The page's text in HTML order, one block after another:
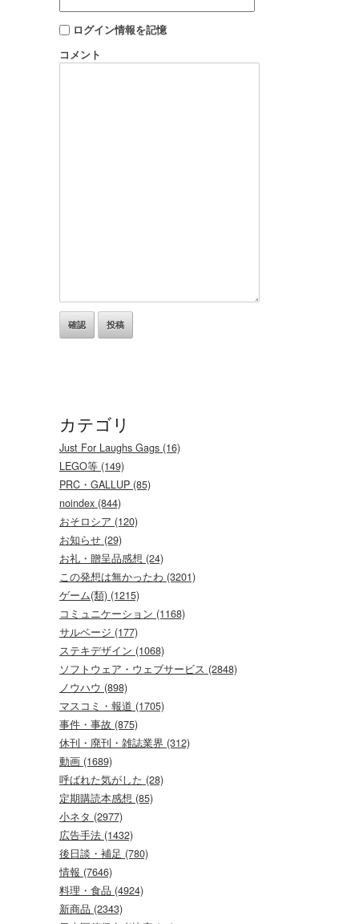
ログイン情報を記憶
コメント
カテゴリ
Just For Laughs Gags (16)
LEGO等 (149)
PRC・GALLUP (85)
noindex (844)
おそロシア (120)
お知らせ (29)
お礼・贈呈品感想 (24)
この発想は無かったわ (3201)
ゲーム(類) (1215)
コミュニケーション (1168)
サルベージ (177)
ステキデザイン (1068)
ソフトウェア・ウェブサービス (2848)
ノウハウ (898)
マスコミ・報道 (1705)
事件・事故 (875)
休刊・廃刊・雑誌業界 (312)
動画 (1689)
呼ばれた気がした (28)
定期購読本感想 (85)
小ネタ (2977)
広告手法 (1432)
後日談・補足 (780)
情報 (7646)
料理・食品 (4924)
新商品 (2343)